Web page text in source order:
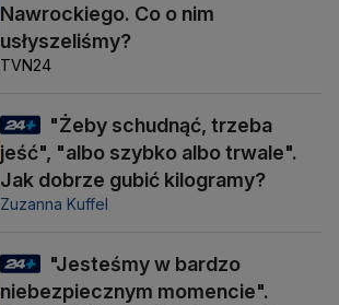
Nawrockiego. Co o nim
usłyszeliśmy?
TVN24
"Żeby schudnąć, trzeba
jeść", "albo szybko albo trwale".
Jak dobrze gubić kilogramy?
Zuzanna Kuffel
"Jesteśmy w bardzo
niebezpiecznym momencie".